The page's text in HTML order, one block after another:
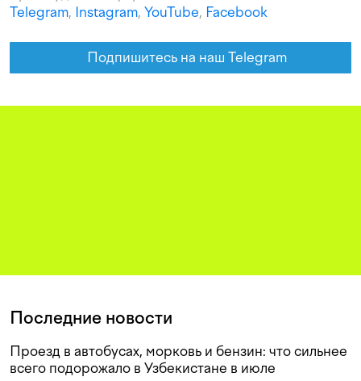
Telegram, Instagram, YouTube, Facebook
Подпишитесь на наш Telegram
Последние новости
Проезд в автобусах, морковь и бензин: что сильнее
всего подорожало в Узбекистане в июле